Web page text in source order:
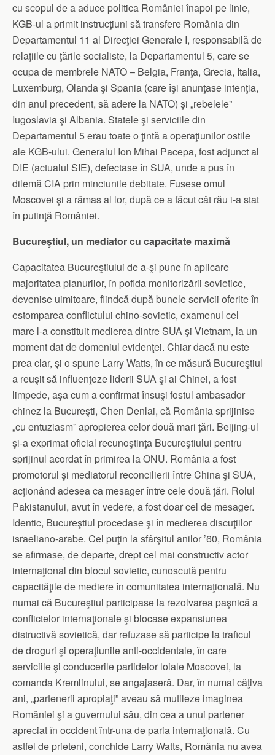
cu scopul de a aduce politica României înapoi pe linie,
KGB-ul a primit instrucţiuni să transfere România din
Departamentul 11 al Direcţiei Generale I, responsabilă de
relaţiile cu ţările socialiste, la Departamentul 5, care se
ocupa de membrele NATO – Belgia, Franţa, Grecia, Italia,
Luxemburg, Olanda şi Spania (care îşi anunţase intenţia,
din anul precedent, să adere la NATO) şi „rebelele”
Iugoslavia şi Albania. Statele şi serviciile din
Departamentul 5 erau toate o ţintă a operaţiunilor ostile
ale KGB-ului. Generalul Ion Mihai Pacepa, fost adjunct al
DIE (actualul SIE), defectase în SUA, unde a pus în
dilemă CIA prin minciunile debitate. Fusese omul
Moscovei şi a rămas al lor, după ce a făcut cât rău i-a stat
în putinţă României.
Bucureştiul, un mediator cu capacitate maximă
Capacitatea Bucureştiului de a-şi pune în aplicare
majoritatea planurilor, în pofida monitorizării sovietice,
devenise uimitoare, fiindcă după bunele servicii oferite în
estomparea conflictului chino-sovietic, examenul cel
mare l-a constituit medierea dintre SUA şi Vietnam, la un
moment dat de domeniul evidenţei. Chiar dacă nu este
prea clar, şi o spune Larry Watts, în ce măsură Bucureştiul
a reuşit să influenţeze liderii SUA şi ai Chinei, a fost
limpede, aşa cum a confirmat însuşi fostul ambasador
chinez la Bucureşti, Chen Denlai, că România sprijinise
„cu entuziasm” apropierea celor două mari ţări. Beijing-ul
şi-a exprimat oficial recunoştinţa Bucureştiului pentru
sprijinul acordat în primirea la ONU. România a fost
promotorul şi mediatorul reconcilierii între China şi SUA,
acţionând adesea ca mesager între cele două ţări. Rolul
Pakistanului, avut în vedere, a fost doar cel de mesager.
Identic, Bucureştiul procedase şi în medierea discuţiilor
israeliano-arabe. Cel puţin la sfârşitul anilor ’60, România
se afirmase, de departe, drept cel mai constructiv actor
internaţional din blocul sovietic, cunoscută pentru
capacităţile de mediere în comunitatea internaţională. Nu
numai că Bucureştiul participase la rezolvarea paşnică a
conflictelor internaţionale şi blocase expansiunea
distructivă sovietică, dar refuzase să participe la traficul
de droguri şi operaţiunile anti-occidentale, în care
serviciile şi conducerile partidelor loiale Moscovei, la
comanda Kremlinului, se angajaseră. Dar, în numai câţiva
ani, „partenerii apropiaţi” aveau să mutileze imaginea
României şi a guvernului său, din cea a unui partener
apreciat în occident într-una de paria internaţională. Cu
astfel de prieteni, conchide Larry Watts, România nu avea